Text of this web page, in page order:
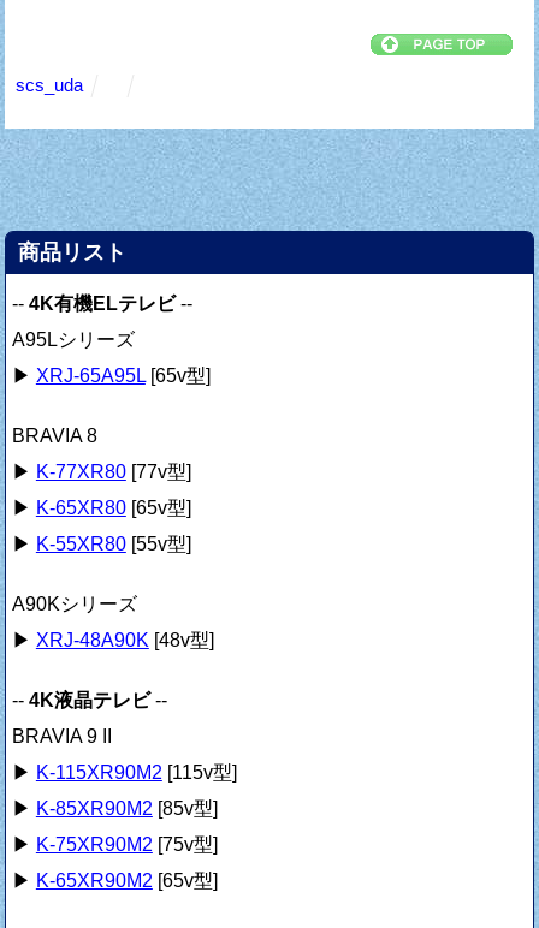
scs_uda
商品リスト
-- 4K有機ELテレビ--
A95Lシリーズ
▶ XRJ-65A95L[65v型]
BRAVIA 8
▶ K-77XR80[77v型]
▶ K-65XR80[65v型]
▶ K-55XR80[55v型]
A90Kシリーズ
▶ XRJ-48A90K [48v型]
-- 4K液晶テレビ--
BRAVIA 9 II
▶ K-115XR90M2 [115v型]
▶ K-85XR90M2 [85v型]
▶ K-75XR90M2 [75v型]
▶ K-65XR90M2 [65v型]